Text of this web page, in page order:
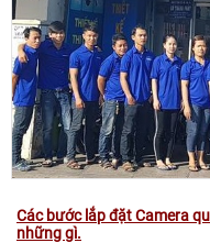
Các bước lắp đặt Camera
những gì.